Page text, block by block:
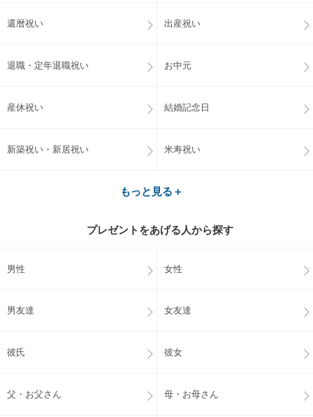
還暦祝い 出産祝い
退職・定年退職祝い お中元
産休祝い 結婚記念日
新築祝い・新居祝い 米寿祝い
もっと見る＋
プレゼントをあげる人から探す
男性 女性
男友達 女友達
彼氏 彼女
父・お父さん 母・お母さん